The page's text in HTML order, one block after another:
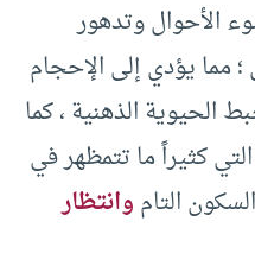
الأحوال وتدهور
؛ مما يؤدي إلى الإحجام
الحيوية الذهنية ، كما
كثيراً ما تتمظهر في
التاموانتظار